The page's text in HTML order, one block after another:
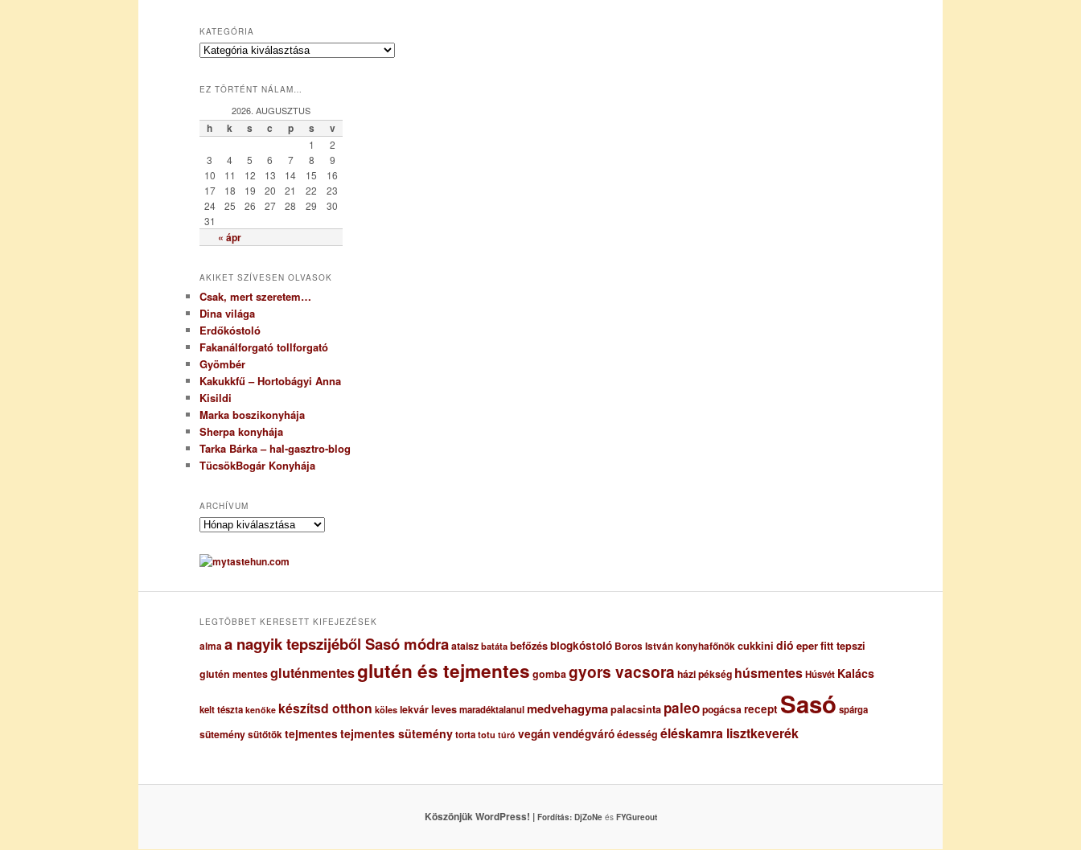
KATEGÓRIA
K
e
r
EZ TÖRTÉNT NÁLAM…
2026. AUGUSZTUS
h k s c p s v
« ápr
1
2
3
4 5 6 7 8
9
10
11 12 13 14 15
16
17
18 19 20 21 22
23
24
25 26 27 28 29
30
31
AKIKET SZÍVESEN OLVASOK
Csak, mert szeretem…
Dina világa
Erdőkóstoló
Fakanálforgató tollforgató
Gyömbér
Kakukkfű – Hortobágyi Anna
Kisildi
Marka boszikonyhája
Sherpa konyhája
Tarka Bárka – hal-gasztro-blog
TücsökBogár Konyhája
ARCHÍVUM
A
c
h
uLEGTÖBBET KERESETT KIFEJEZÉSEK
almaa nagyik tepszijéből Sasó módraataisz batáta befőzésblogkóstoló Boros István konyhafőnökcukkini dió eperfitt tepszi
glutén mentesgluténmentesglutén és tejmentes gombagyors vacsora házi pékség húsmentesHúsvét Kalács
kelt tészta kenőke készítsd otthon köles lekvárlevesmaradéktalanulmedvehagymapalacsinta paleopogácsarecept Sasó spárga
süteménysütőtöktejmentestejmentes süteménytorta totu túró vegánvendégváróédesség éléskamra lisztkeverék
Köszönjük WordPress! | Fordítás: DjZoNeés FYGureout